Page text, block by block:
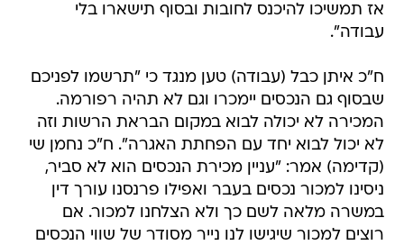
אז תמשיכו להיכנס לחובות ובסוף תישארו בלי
עבודה".
ח"כ איתן כבל (עבודה) טען מנגד כי "תרשמו לפניכם
שבסוף גם הנכסים יימכרו וגם לא תהיה רפורמה.
המכירה לא יכולה לבוא במקום הבראת הרשות וזה
לא יכול לבוא יחד עם הפחתת האגרה". ח"כ נחמן שי
(קדימה) אמר: "עניין מכירת הנכסים הוא לא סביר,
ניסינו למכור נכסים בעבר ואפילו פרנסנו עורך דין
במשרה מלאה לשם כך ולא הצלחנו למכור. אם
רוצים למכור שיגישו לנו נייר מסודר של שווי הנכסים